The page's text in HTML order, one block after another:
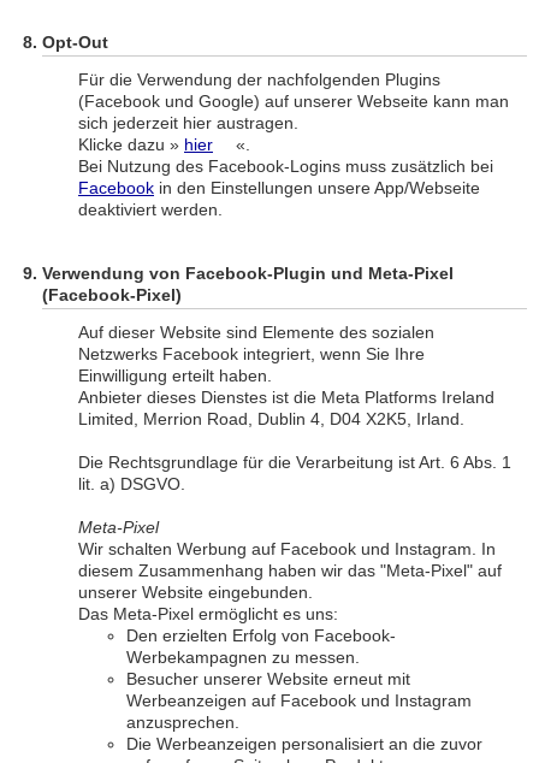
Opt-Out
Für die Verwendung der nachfolgenden Plugins
(Facebook und Google) auf unserer Webseite kann man
sich jederzeit hier austragen.
Klicke dazu » hier
«.
Bei Nutzung des Facebook-Logins muss zusätzlich bei
Facebook in den Einstellungen unsere App/Webseite
deaktiviert werden.
Verwendung von Facebook-Plugin und Meta-Pixel
(Facebook-Pixel)
Auf dieser Website sind Elemente des sozialen
Netzwerks Facebook integriert, wenn Sie Ihre
Einwilligung erteilt haben.
Anbieter dieses Dienstes ist die Meta Platforms Ireland
Limited, Merrion Road, Dublin 4, D04 X2K5, Irland.
Die Rechtsgrundlage für die Verarbeitung ist Art. 6 Abs. 1
lit. a) DSGVO.
Meta-Pixel
Wir schalten Werbung auf Facebook und Instagram. In
diesem Zusammenhang haben wir das "Meta-Pixel" auf
unserer Website eingebunden.
Das Meta-Pixel ermöglicht es uns:
Den erzielten Erfolg von Facebook-
Werbekampagnen zu messen.
Besucher unserer Website erneut mit
Werbeanzeigen auf Facebook und Instagram
anzusprechen.
Die Werbeanzeigen personalisiert an die zuvor